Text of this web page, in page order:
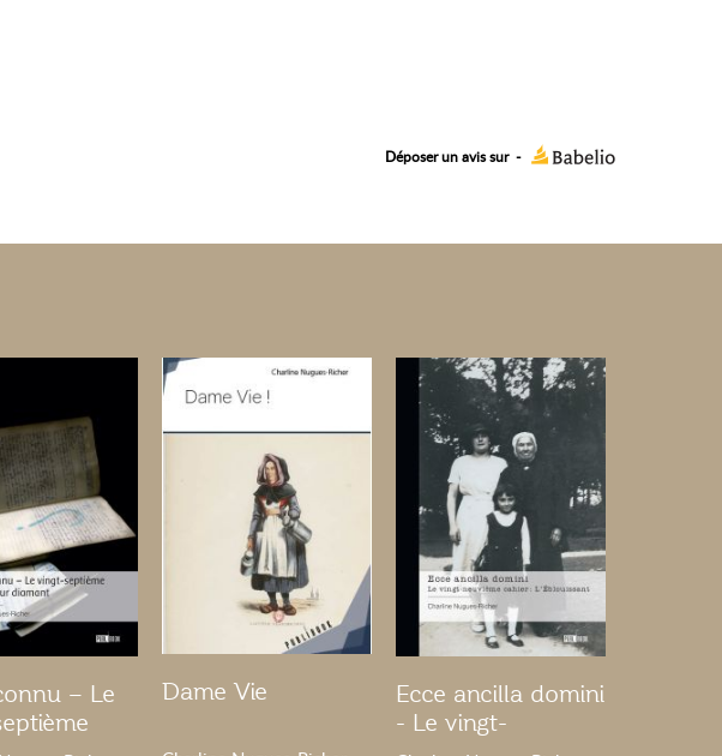
Déposer un avis sur -
– Le
Dame Vie
Ecce ancilla domini
- Le vingt-
neuvième cahier :